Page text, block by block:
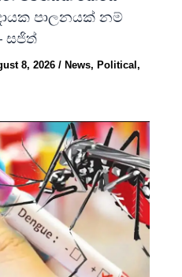
පාලනයක් නම්
සජිත්
8, 2026/News,Political,